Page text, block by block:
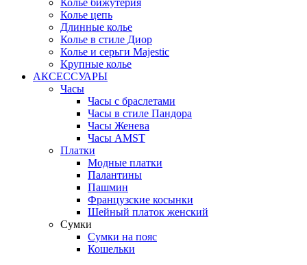
Колье цепь
Длинные колье
Колье в стиле Диор
Колье и серьги Majestic
Крупные колье
АКСЕССУАРЫ
Часы
Часы с браслетами
Часы в стиле Пандора
Часы Женева
Часы AMST
Платки
Модные платки
Палантины
Пашмин
Французские косынки
Шейный платок женский
Сумки
Сумки на пояс
Кошельки